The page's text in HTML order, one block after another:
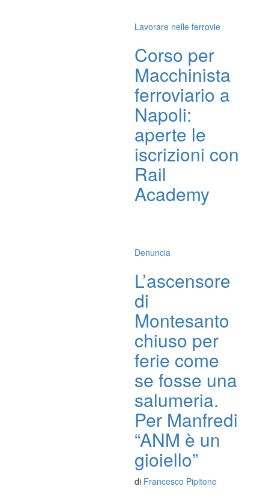
Lavorare nelle ferrovie
Corso per
Macchinista
ferroviario a
Napoli:
aperte le
iscrizioni con
Rail
Academy
Denuncia
L’ascensore
di
Montesanto
chiuso per
ferie come
se fosse una
salumeria.
Per Manfredi
“ANM è un
gioiello”
di Francesco Pipitone